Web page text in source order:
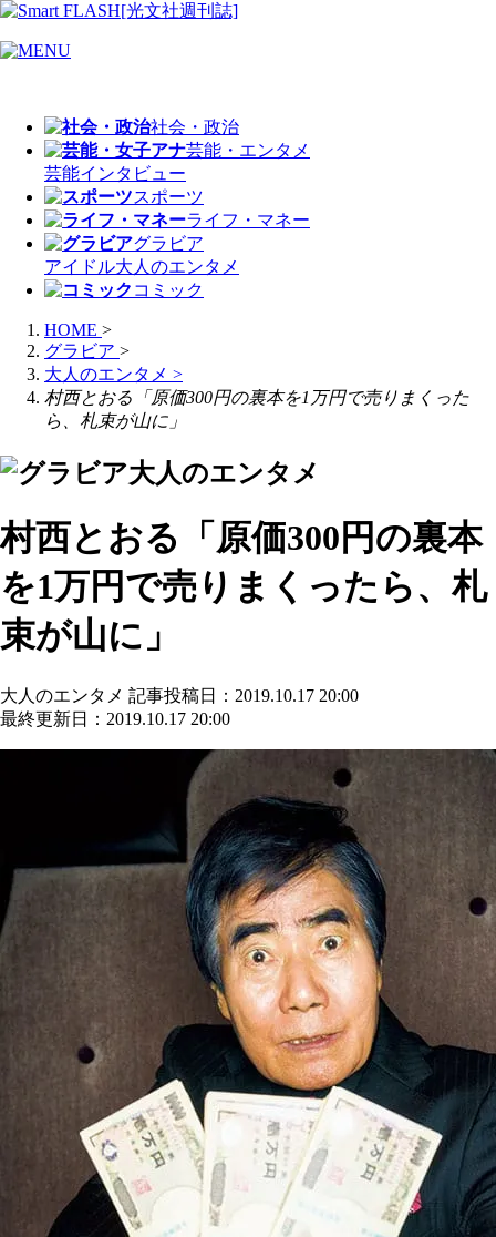
社会・政治
芸能・エンタメ
芸能インタビュー
スポーツ
ライフ・マネー
グラビア
アイドル大人のエンタメ
コミック
HOME >
グラビア >
大人のエンタメ >
村西とおる「原価300円の裏本を1万円で売りまくった
ら、札束が山に」
大人のエンタメ
村西とおる「原価300円の裏本
を1万円で売りまくったら、札
束が山に」
大人のエンタメ 記事投稿日：2019.10.17 20:00
最終更新日：2019.10.17 20:00